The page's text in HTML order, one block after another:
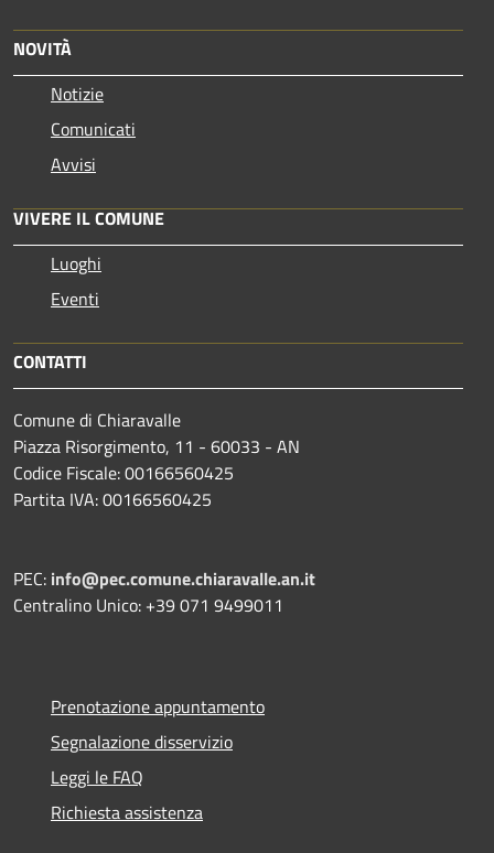
NOVITÀ
Notizie
Comunicati
Avvisi
VIVERE IL COMUNE
Luoghi
Eventi
CONTATTI
Comune di Chiaravalle
Piazza Risorgimento, 11 - 60033 - AN
Codice Fiscale: 00166560425
Partita IVA: 00166560425
PEC: info@pec.comune.chiaravalle.an.it
Centralino Unico: +39 071 9499011
Prenotazione appuntamento
Segnalazione disservizio
Leggi le FAQ
Richiesta assistenza